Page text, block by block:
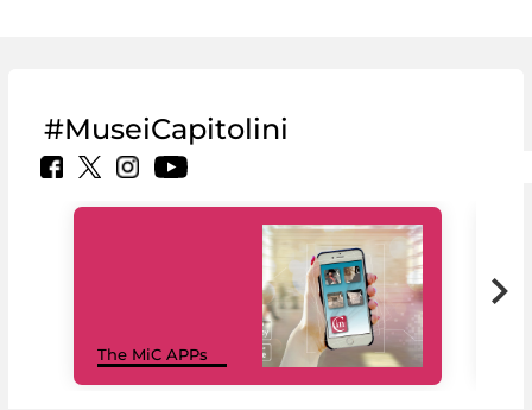
#MuseiCapitolini
The MiC APPs